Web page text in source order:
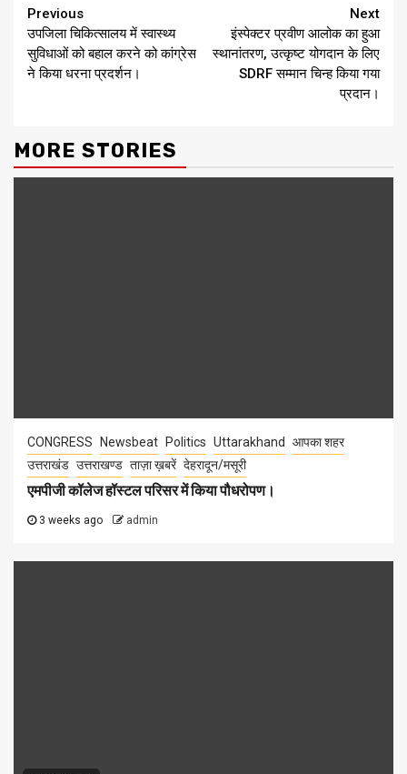
Continue
Reading
Previous
उपजिला चिकित्सालय में स्वास्थ्य
सुविधाओं को बहाल करने को कांग्रेस
ने किया धरना प्रदर्शन।
Next
इंस्पेक्टर प्रवीण आलोक का हुआ
स्थानांतरण, उत्कृष्ट योगदान के लिए
SDRF सम्मान चिन्ह किया गया
प्रदान।
MORE STORIES
CONGRESS Newsbeat Politics Uttarakhand
आपका शहर
उत्तराखंड उत्तराखण्ड ताज़ा ख़बरें देहरादून/मसूरी
एमपीजी कॉलेज हॉस्टल परिसर में किया पौधरोपण।
3 weeks ago admin